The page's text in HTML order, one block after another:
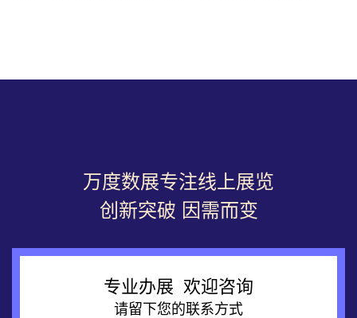
万度数展专注线上展览
创新突破 因需而变
专业办展 欢迎咨询
请留下您的联系方式